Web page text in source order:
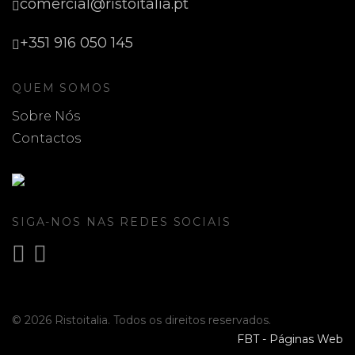
comercial@ristoitalia.pt
+351 916 050 145
QUEM SOMOS
Sobre Nós
Contactos
SIGA-NOS NAS REDES SOCIAIS
© 2026 Ristoitalia. Todos os direitos reservados.
FBT - Páginas Web